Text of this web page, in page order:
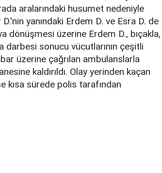
aralarındaki husumet nedeniyle
yanındaki Erdem D. ve Esra D. de
dönüşmesi üzerine Erdem D., bıçakla,
darbesi sonucu vücutlarının çeşitli
üzerine çağrılan ambulanslarla
kaldırıldı. Olay yerinden kaçan
kısa sürede polis tarafından